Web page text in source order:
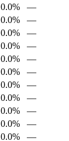
0.0%
—
0.0%
—
0.0%
—
0.0%
—
0.0%
—
0.0%
—
0.0%
—
0.0%
—
0.0%
—
0.0%
—
0.0% —